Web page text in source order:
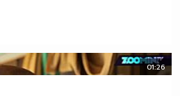
01:26